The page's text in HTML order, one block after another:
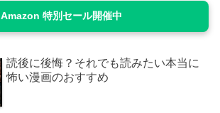
Amazon 特別セール開催中
読後に後悔？それでも読みたい本当に
怖い漫画のおすすめ